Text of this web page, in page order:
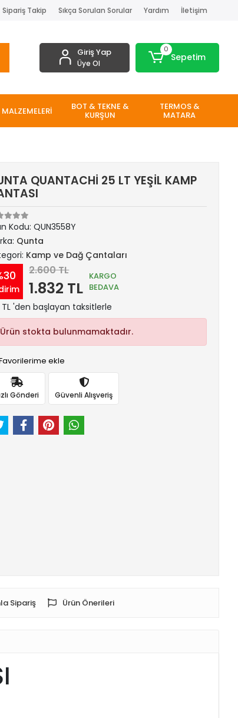
Sipariş Takip Sıkça Sorulan Sorular Yardım İletişim
Giriş Yap
Üye Ol
0
Sepetim
BOT & TEKNE &
KURŞUN
TERMOS &
MATARA
QUANTACHİ 25 LT YEŞİL KAMP
Kodu:QUN3558Y
Qunta
Kamp ve Dağ Çantaları
2.600 TL
1.832 TL
KARGO
BEDAVA
TL 'den başlayan taksitlerle
Ürün stokta bulunmamaktadır.
ekle
Gönderi Güvenli Alışveriş
Sipariş Ürün Önerileri